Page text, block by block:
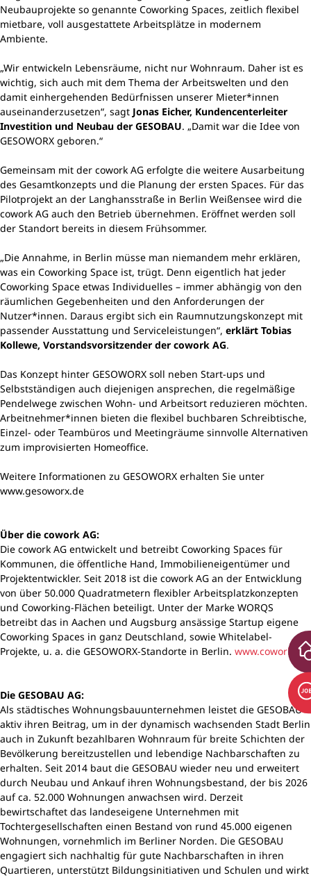
Neubauprojekte so genannte Coworking Spaces, zeitlich flexibel
mietbare, voll ausgestattete Arbeitsplätze in modernem
Ambiente.
„Wir entwickeln Lebensräume, nicht nur Wohnraum. Daher ist es
wichtig, sich auch mit dem Thema der Arbeitswelten und den
damit einhergehenden Bedürfnissen unserer Mieter*innen
auseinanderzusetzen“, sagt Jonas Eicher, Kundencenterleiter
Investition und Neubau der GESOBAU. „Damit war die Idee von
GESOWORX geboren.“
Gemeinsam mit der cowork AG erfolgte die weitere Ausarbeitung
des Gesamtkonzepts und die Planung der ersten Spaces. Für das
Pilotprojekt an der Langhansstraße in Berlin Weißensee wird die
cowork AG auch den Betrieb übernehmen. Eröffnet werden soll
der Standort bereits in diesem Frühsommer.
„Die Annahme, in Berlin müsse man niemandem mehr erklären,
was ein Coworking Space ist, trügt. Denn eigentlich hat jeder
Coworking Space etwas Individuelles – immer abhängig von den
räumlichen Gegebenheiten und den Anforderungen der
Nutzer*innen. Daraus ergibt sich ein Raumnutzungskonzept mit
passender Ausstattung und Serviceleistungen“, erklärt Tobias
Kollewe, Vorstandsvorsitzender der cowork AG.
Das Konzept hinter GESOWORX soll neben Start-ups und
Selbstständigen auch diejenigen ansprechen, die regelmäßige
Pendelwege zwischen Wohn- und Arbeitsort reduzieren möchten.
Arbeitnehmer*innen bieten die flexibel buchbaren Schreibtische,
Einzel- oder Teambüros und Meetingräume sinnvolle Alternativen
zum improvisierten Homeoffice.
Weitere Informationen zu GESOWORX erhalten Sie unter
www.gesoworx.de
Über die cowork AG:
Die cowork AG entwickelt und betreibt Coworking Spaces für
Kommunen, die öffentliche Hand, Immobilieneigentümer und
Projektentwickler. Seit 2018 ist die cowork AG an der Entwicklung
von über 50.000 Quadratmetern flexibler Arbeitsplatzkonzepten
und Coworking-Flächen beteiligt. Unter der Marke WORQS
betreibt das in Aachen und Augsburg ansässige Startup eigene
Coworking Spaces in ganz Deutschland, sowie Whitelabel-
Projekte, u. a. die GESOWORX-Standorte in Berlin. www.cowork.de
Die GESOBAU AG:
Als städtisches Wohnungsbauunternehmen leistet die GESOBAU
aktiv ihren Beitrag, um in der dynamisch wachsenden Stadt Berlin
auch in Zukunft bezahlbaren Wohnraum für breite Schichten der
Bevölkerung bereitzustellen und lebendige Nachbarschaften zu
erhalten. Seit 2014 baut die GESOBAU wieder neu und erweitert
durch Neubau und Ankauf ihren Wohnungsbestand, der bis 2026
auf ca. 52.000 Wohnungen anwachsen wird. Derzeit
bewirtschaftet das landeseigene Unternehmen mit
Tochtergesellschaften einen Bestand von rund 45.000 eigenen
Wohnungen, vornehmlich im Berliner Norden. Die GESOBAU
engagiert sich nachhaltig für gute Nachbarschaften in ihren
Quartieren, unterstützt Bildungsinitiativen und Schulen und wirkt